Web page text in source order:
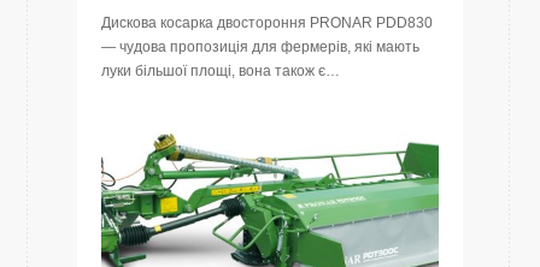
Дискова косарка двостороння PRONAR PDD830
— чудова пропозиція для фермерів, які мають
луки більшої площі, вона також є…